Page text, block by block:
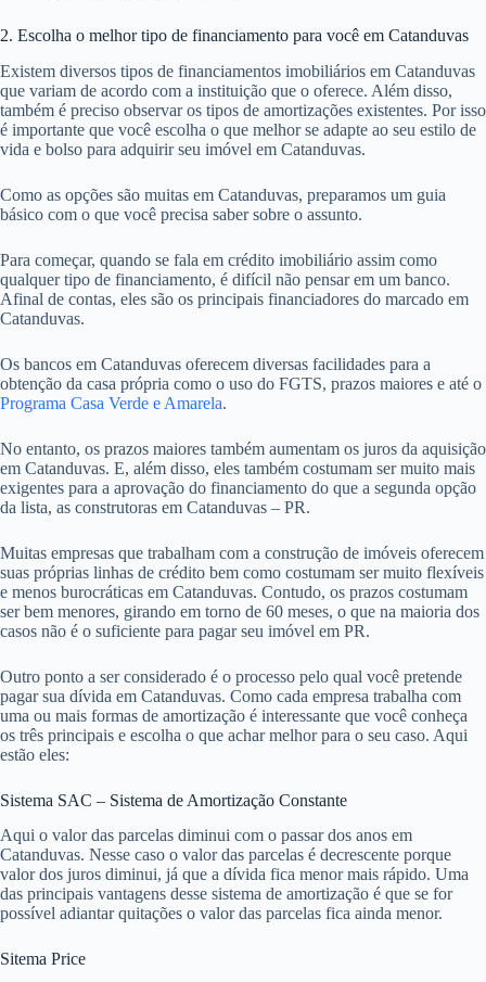
2. Escolha o melhor tipo de financiamento para você em Catanduvas
Existem diversos tipos de financiamentos imobiliários em Catanduvas
que variam de acordo com a instituição que o oferece. Além disso,
também é preciso observar os tipos de amortizações existentes. Por isso
é importante que você escolha o que melhor se adapte ao seu estilo de
vida e bolso para adquirir seu imóvel em Catanduvas.
Como as opções são muitas em Catanduvas, preparamos um guia
básico com o que você precisa saber sobre o assunto.
Para começar, quando se fala em crédito imobiliário assim como
qualquer tipo de financiamento, é difícil não pensar em um banco.
Afinal de contas, eles são os principais financiadores do marcado em
Catanduvas.
Os bancos em Catanduvas oferecem diversas facilidades para a
obtenção da casa própria como o uso do FGTS, prazos maiores e até o
Programa Casa Verde e Amarela.
No entanto, os prazos maiores também aumentam os juros da aquisição
em Catanduvas. E, além disso, eles também costumam ser muito mais
exigentes para a aprovação do financiamento do que a segunda opção
da lista, as construtoras em Catanduvas – PR.
Muitas empresas que trabalham com a construção de imóveis oferecem
suas próprias linhas de crédito bem como costumam ser muito flexíveis
e menos burocráticas em Catanduvas. Contudo, os prazos costumam
ser bem menores, girando em torno de 60 meses, o que na maioria dos
casos não é o suficiente para pagar seu imóvel em PR.
Outro ponto a ser considerado é o processo pelo qual você pretende
pagar sua dívida em Catanduvas. Como cada empresa trabalha com
uma ou mais formas de amortização é interessante que você conheça
os três principais e escolha o que achar melhor para o seu caso. Aqui
estão eles:
Sistema SAC – Sistema de Amortização Constante
Aqui o valor das parcelas diminui com o passar dos anos em
Catanduvas. Nesse caso o valor das parcelas é decrescente porque
valor dos juros diminui, já que a dívida fica menor mais rápido. Uma
das principais vantagens desse sistema de amortização é que se for
possível adiantar quitações o valor das parcelas fica ainda menor.
Sitema Price